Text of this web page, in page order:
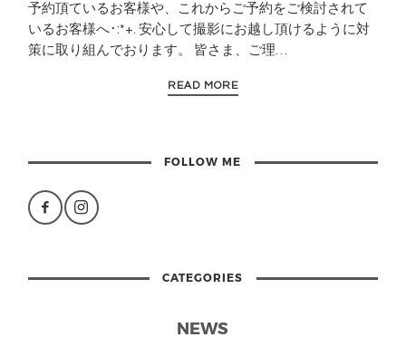
予約頂ているお客様や、これからご予約をご検討されて
いるお客様へ･:*+. 安心して撮影にお越し頂けるように対
策に取り組んでおります。 皆さま、ご理…
READ MORE
FOLLOW ME
CATEGORIES
NEWS